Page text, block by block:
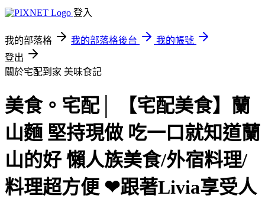
登入
我的部落格 我的部落格後台
我的帳號
登出
關於宅配到家 美味食記
美食。宅配│ 【宅配美食】蘭
山麵 堅持現做 吃一口就知道蘭
山的好 懶人族美食/外宿料理/
料理超方便 ❤跟著Livia享受人